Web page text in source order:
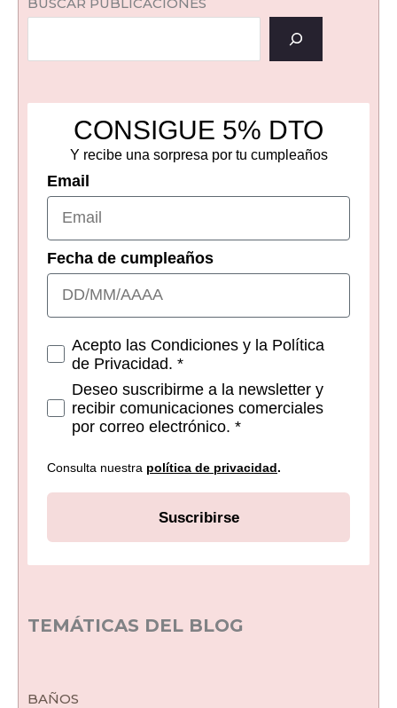
CONSIGUE 5% DTO
Y recibe una sorpresa por tu cumpleaños
Email
Fecha de cumpleaños
Consetimientos
Acepto las Condiciones y la Política
de Privacidad. *
Deseo suscribirme a la newsletter y
recibir comunicaciones comerciales
por correo electrónico. *
Consulta nuestra política de privacidad.
Suscribirse
TEMÁTICAS DEL BLOG
BAÑOS